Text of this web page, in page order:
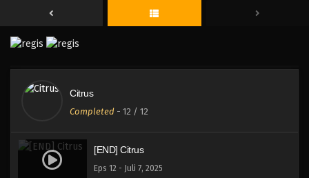
Citrus
Completed - 12 / 12
[END] Citrus
Eps 12 - Juli 7, 2025